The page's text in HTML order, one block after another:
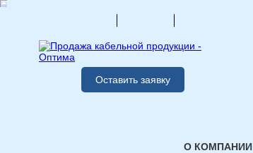
Оставить заявку
О КОМПАНИИ